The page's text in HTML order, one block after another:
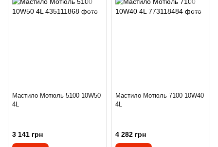
Мастило Мотюль 5100 10W50
4L
3 141 грн
Мастило Мотюль 7100 10W40
4L
4 282 грн